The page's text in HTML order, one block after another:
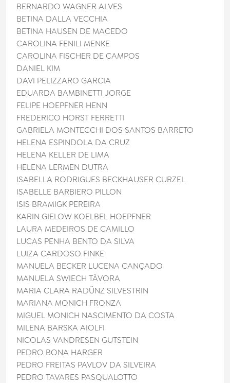
BERNARDO WAGNER ALVES
BETINA DALLA VECCHIA
BETINA HAUSEN DE MACEDO
CAROLINA FENILI MENKE
CAROLINA FISCHER DE CAMPOS
DANIEL KIM
DAVI PELIZZARO GARCIA
EDUARDA BAMBINETTI JORGE
FELIPE HOEPFNER HENN
FREDERICO HORST FERRETTI
GABRIELA MONTECCHI DOS SANTOS BARRETO
HELENA ESPINDOLA DA CRUZ
HELENA KELLER DE LIMA
HELENA LERMEN DUTRA
ISABELLA RODRIGUES BECKHAUSER CURZEL
ISABELLE BARBIERO PILLON
ISIS BRAMIGK PEREIRA
KARIN GIELOW KOELBEL HOEPFNER
LAURA MEDEIROS DE CAMILLO
LUCAS PENHA BENTO DA SILVA
LUIZA CARDOSO FINKE
MANUELA BECKER LUCENA CANÇADO
MANUELA SWIECH TÁVORA
MARIA CLARA RADÜNZ SILVESTRIN
MARIANA MONICH FRONZA
MIGUEL MONICH NASCIMENTO DA COSTA
MILENA BARSKA AIOLFI
NICOLAS VANDRESEN GUTSTEIN
PEDRO BONA HARGER
PEDRO FREITAS PAVLOV DA SILVEIRA
PEDRO TAVARES PASQUALOTTO